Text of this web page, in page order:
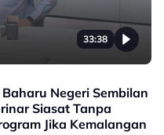
33:38
Negeri Sembilan
Siasat Tanpa
Jika Kemalangan